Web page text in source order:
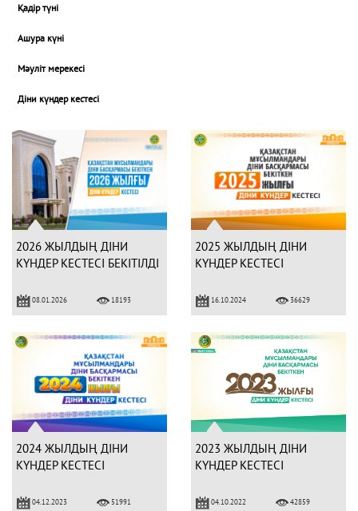
Қадір түні
Ашура күні
Мәуліт мерекесі
Діни күндер кестесі
2026 ЖЫЛДЫҢ ДІНИ
КҮНДЕР КЕСТЕСІ БЕКІТІЛДІ
08.01.2026 18193
2025 ЖЫЛДЫҢ ДІНИ
КҮНДЕР КЕСТЕСІ
16.10.2024 36629
2024 ЖЫЛДЫҢ ДІНИ
КҮНДЕР КЕСТЕСІ
04.12.2023 51991
2023 ЖЫЛДЫҢ ДІНИ
КҮНДЕР КЕСТЕСІ
04.10.2022 42859